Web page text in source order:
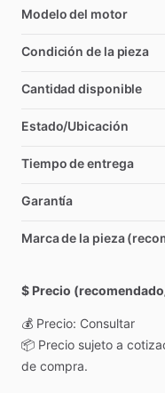
Modelo del motor
Condición de la pieza
Cantidad disponible
Estado/Ubicación
Tiempo de entrega
Garantía
Marca de la pieza
$ Precio
💰 Precio: Consultar
📦 Precio sujeto a
de compra.